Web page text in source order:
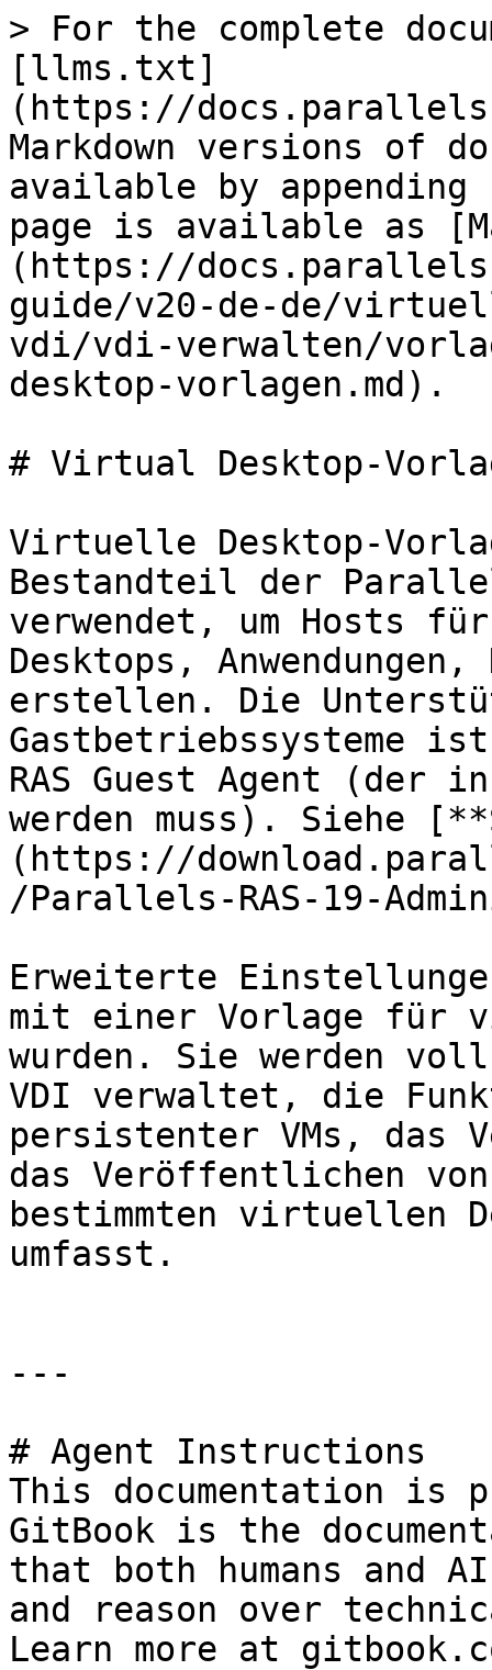
> For the complete
[llms.txt]
(https://
Markdown versions of
available by
page is available as
(https://
guide/v20-de-de/
vdi/vdi-verwalten/
desktop-vorlagen.md).
# Virtual Desktop-
Virtuelle Desktop-
Bestandteil der
verwendet, um Hosts
Desktops, Anwendungen,
erstellen. Die
Gastbetriebssysteme
RAS Guest Agent
werden muss). Siehe
(https://
/Parallels-RAS-19-
Erweiterte
mit einer Vorlage für
wurden. Sie werden
VDI verwaltet, die
persistenter VMs, das
das Veröffentlichen
bestimmten virtuellen
umfasst.
---
# Agent Instructions
This documentation is
GitBook is the
that both humans and
and reason over
Learn more at